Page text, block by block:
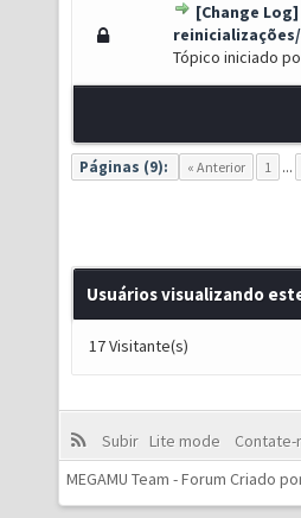
[Change
reinicializações/
Tópico iniciado
- 0 de 5 em média
45
Páginas (9): « Anterior 1 ...
Usuários visualizando
17 Visitante(s)
Subir Lite mode
Contate-
MEGAMU Team - Forum Criado